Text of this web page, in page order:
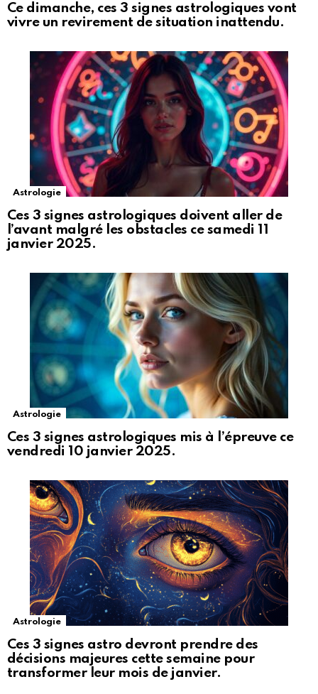
Ce dimanche, ces 3 signes astrologiques vont
vivre un revirement de situation inattendu.
Astrologie
Ces 3 signes astrologiques doivent aller de
l’avant malgré les obstacles ce samedi 11
janvier 2025.
Astrologie
Ces 3 signes astrologiques mis à l’épreuve ce
vendredi 10 janvier 2025.
Astrologie
Ces 3 signes astro devront prendre des
décisions majeures cette semaine pour
transformer leur mois de janvier.